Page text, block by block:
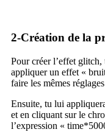
2-Création de la
Pour créer l’effet
appliquer un effet «
faire les mêmes
Ensuite, tu lui
et en cliquant sur le
l’expression «